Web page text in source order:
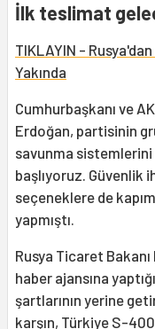
İlk teslimat
TIKLAYIN -
Yakında
Cumhurbaşkanı ve
Erdoğan, partisinin
savunma
başlıyoruz. Güvenlik
seçeneklere de
yapmıştı.
Rusya Ticaret Bakanı
haber ajansına
şartlarının yerine
karşın, Türkiye S-